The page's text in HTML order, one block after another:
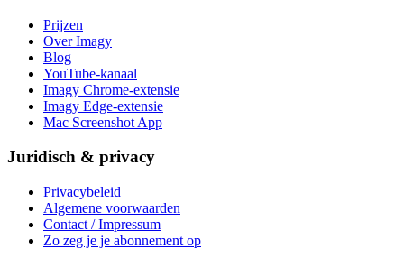
Prijzen
Over Imagy
Blog
YouTube-kanaal
Imagy Chrome-extensie
Imagy Edge-extensie
Mac Screenshot App
Juridisch & privacy
Privacybeleid
Algemene voorwaarden
Contact / Impressum
Zo zeg je je abonnement op